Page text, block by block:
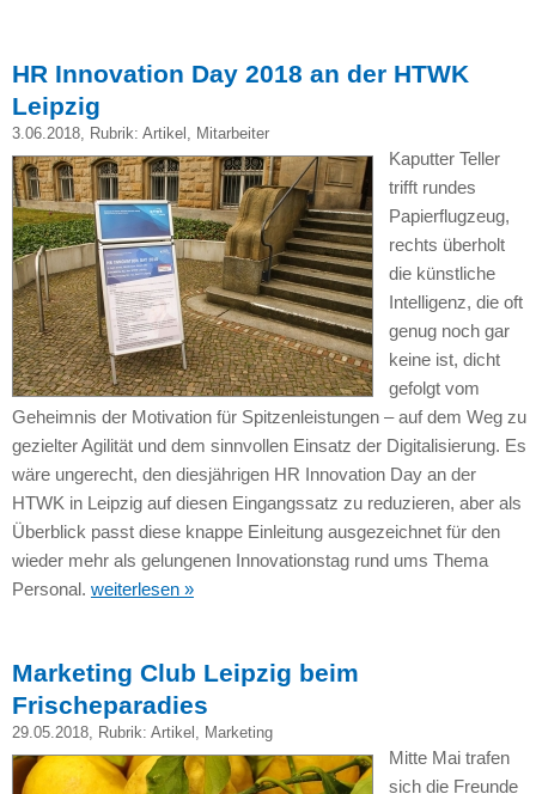
HR Innovation Day 2018 an der HTWK
Leipzig
3.06.2018, Rubrik: Artikel Mitarbeiter
Kaputter Teller
trifft rundes
Papierflugzeug,
rechts überholt
die künstliche
Intelligenz, die oft
genug noch gar
keine ist, dicht
gefolgt vom
Geheimnis der Motivation für Spitzenleistungen – auf dem Weg zu
gezielter Agilität und dem sinnvollen Einsatz der Digitalisierung. Es
wäre ungerecht, den diesjährigen HR Innovation Day an der
HTWK in Leipzig auf diesen Eingangssatz zu reduzieren, aber als
Überblick passt diese knappe Einleitung ausgezeichnet für den
wieder mehr als gelungenen Innovationstag rund ums Thema
Personal. weiterlesen »
Marketing Club Leipzig beim
Frischeparadies
29.05.2018, Rubrik: Artikel , Marketing
Mitte Mai trafen
sich die Freunde